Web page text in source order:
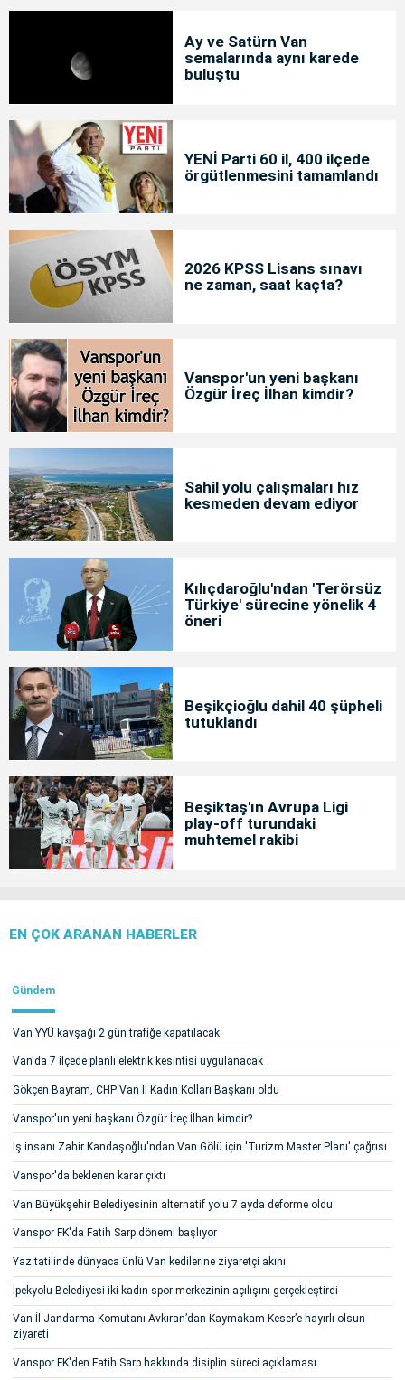
Ay ve Satürn Van
semalarında aynı karede
buluştu
YENİ Parti 60 il, 400 ilçede
örgütlenmesini tamamlandı
2026 KPSS Lisans sınavı
ne zaman, saat kaçta?
Vanspor'un yeni başkanı
Özgür İreç İlhan kimdir?
Sahil yolu çalışmaları hız
kesmeden devam ediyor
Kılıçdaroğlu'ndan 'Terörsüz
Türkiye' sürecine yönelik 4
öneri
Beşikçioğlu dahil 40 şüpheli
tutuklandı
Beşiktaş'ın Avrupa Ligi
play-off turundaki
muhtemel rakibi
EN ÇOK ARANAN HABERLER
Gündem
Van YYÜ kavşağı 2 gün trafiğe kapatılacak
Van'da 7 ilçede planlı elektrik kesintisi uygulanacak
Gökçen Bayram, CHP Van İl Kadın Kolları Başkanı oldu
Vanspor'un yeni başkanı Özgür İreç İlhan kimdir?
İş insanı Zahir Kandaşoğlu'ndan Van Gölü için 'Turizm Master Planı' çağrısı
Vanspor'da beklenen karar çıktı
Van Büyükşehir Belediyesinin alternatif yolu 7 ayda deforme oldu
Vanspor FK'da Fatih Sarp dönemi başlıyor
Yaz tatilinde dünyaca ünlü Van kedilerine ziyaretçi akını
İpekyolu Belediyesi iki kadın spor merkezinin açılışını gerçekleştirdi
Van İl Jandarma Komutanı Avkıran’dan Kaymakam Keser’e hayırlı olsun
ziyareti
Vanspor FK'den Fatih Sarp hakkında disiplin süreci açıklaması